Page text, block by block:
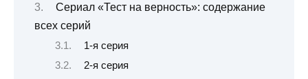
Сериал «Тест на верность»: содержание
всех серий
1-я серия
2-я серия